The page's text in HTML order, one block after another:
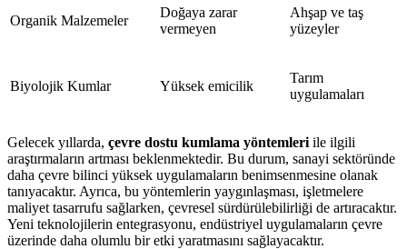
Organik Malzemeler
Doğaya zarar
vermeyen
Ahşap ve taş
yüzeyler
Biyolojik Kumlar Yüksek emicilik
Tarım
uygulamaları
Gelecek yıllarda, çevre dostu kumlama yöntemleri ile ilgili
araştırmaların artması beklenmektedir. Bu durum, sanayi sektöründe
daha çevre bilinci yüksek uygulamaların benimsenmesine olanak
tanıyacaktır. Ayrıca, bu yöntemlerin yaygınlaşması, işletmelere
maliyet tasarrufu sağlarken, çevresel sürdürülebilirliği de artıracaktır.
Yeni teknolojilerin entegrasyonu, endüstriyel uygulamaların çevre
üzerinde daha olumlu bir etki yaratmasını sağlayacaktır.